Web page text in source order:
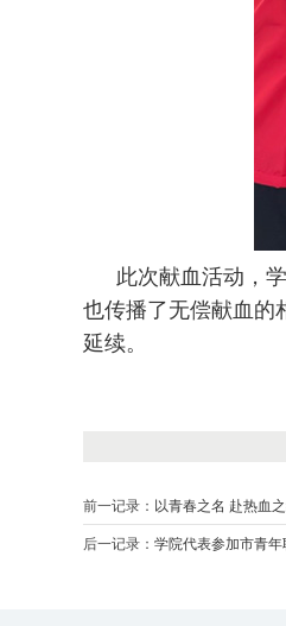
此次献血活动，
也传播了无偿献血的
延续。
前一记录： 以青春之名 赴热血
后一记录： 学院代表参加市青